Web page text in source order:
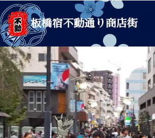
板橋宿不動通り商店街
イベント情報